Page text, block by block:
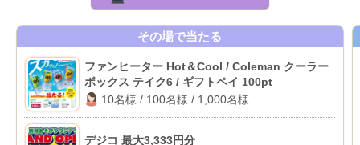
その場で当たる
ファンヒーター Hot＆Cool / Coleman クーラー
ボックス テイク6 / ギフトペイ 100pt
10名様 / 100名様 / 1,000名様
デジコ 最大3,333円分